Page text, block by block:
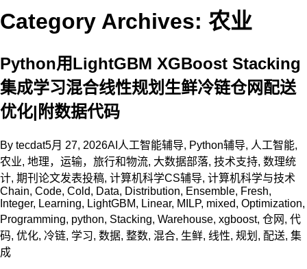
Category Archives: 农业
Python用LightGBM XGBoost Stacking
集成学习混合线性规划生鲜冷链仓网配送
优化|附数据代码
By tecdat5月 27, 2026AI人工智能辅导, Python辅导, 人工智能,
农业, 地理，运输，旅行和物流, 大数据部落, 技术支持, 数理统
计, 期刊论文发表投稿, 计算机科学CS辅导, 计算机科学与技术
Chain, Code, Cold, Data, Distribution, Ensemble, Fresh,
Integer, Learning, LightGBM, Linear, MILP, mixed, Optimization,
Programming, python, Stacking, Warehouse, xgboost, 仓网 , 代
码, 优化, 冷链, 学习, 数据, 整数, 混合, 生鲜, 线性, 规划 , 配送, 集
成